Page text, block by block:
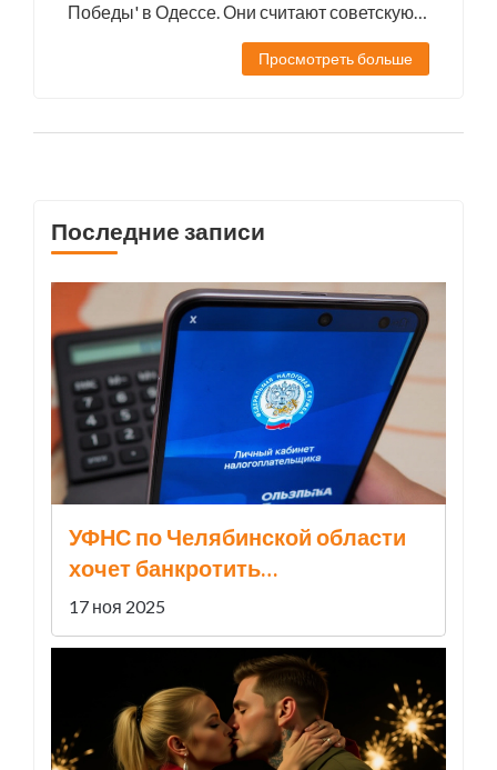
Победы' в Одессе. Они считают советскую
символику пережитком прошлого, который
нужно удалить. Этот акт отражает
Просмотреть больше
Последние записи
УФНС по Челябинской области
хочет банкротить
«Новаполимер» за 723,5 млн
рублей долга
17 ноя 2025